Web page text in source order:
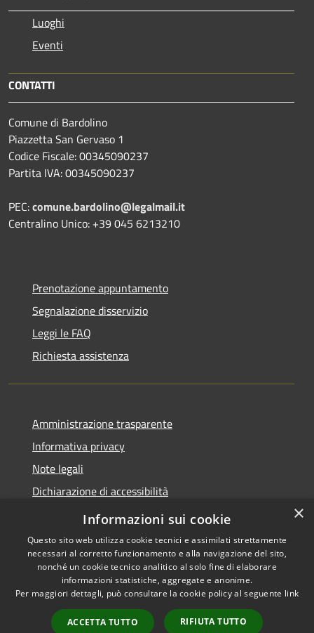
Luoghi
Eventi
CONTATTI
Comune di Bardolino
Piazzetta San Gervaso 1
Codice Fiscale: 00345090237
Partita IVA: 00345090237
PEC:comune.bardolino@legalmail.it
Centralino Unico: +39 045 6213210
Prenotazione appuntamento
Segnalazione disservizio
Leggi le FAQ
Richiesta assistenza
Amministrazione trasparente
Informativa privacy
Note legali
Dichiarazione di accessibilità
Link app municipium
Accessibilità
Copyright © 2026 • Comune di
Bardolino • Powered by
Municipium•
Accesso
×
Informazioni sui cookie
Questo sito web utilizza cookie tecnici e assimilati strettamente
necessari al corretto funzionamento e alla navigazione del sito,
nonché un cookie tecnico analitico al solo fine di elaborare
informazioni statistiche, aggregate e anonime.
Per maggiori dettagli, può consultare la cookie policy al seguente link
ACCETTA TUTTO RIFIUTA TUTTO